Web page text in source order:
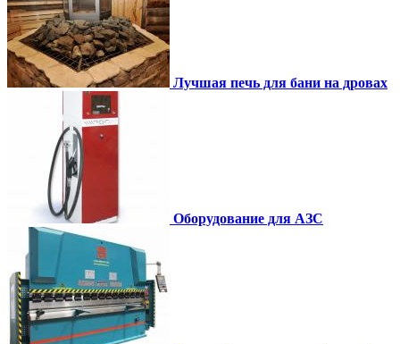
Лучшая печь для бани на дровах
Оборудование для АЗС